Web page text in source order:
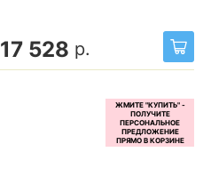
17 528 р.